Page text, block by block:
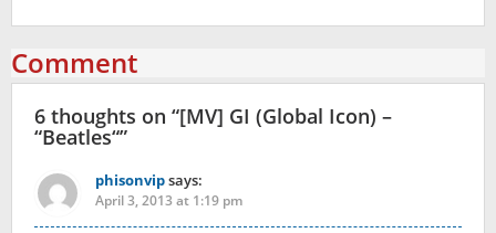
Comment
6 thoughts on “[MV] GI (Global Icon) –
“Beatles“”
phisonvipsays:
April 3, 2013 at 1:19 pm